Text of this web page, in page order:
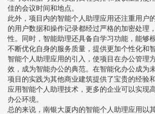
佳的会议时间和地点。
此外，项目内的智能个人助理应用还注重用户
的用户数据和操作记录都经过严格的加密处理
性。同时，智能助理还具备自学习功能，能够
不断优化自身的服务质量，提供更加个性化和
智能个人助理应用的引入，使项目在办公管理
效，成为智能办公的典范。在智能化办公成为
项目的实践为其他商业建筑提供了宝贵的经验
应用智能个人助理技术，更多的企业可以实现
办公环境。
总的来说，南银大厦内的智能个人助理应用以